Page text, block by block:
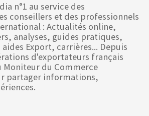
n°1 au service des
conseillers et des professionnels
: Actualités online,
analyses, guides pratiques,
Export, carrières... Depuis
d'exportateurs français
du Commerce
partager informations,